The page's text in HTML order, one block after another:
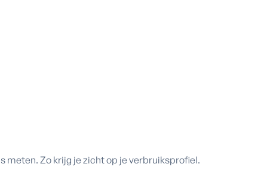
meten. Zo krijg je zicht op je verbruiksprofiel.